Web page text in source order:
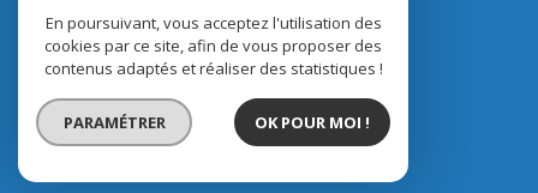
© 2022
Tous droits réservés
Traduction powered by Google
Nos honoraires
Plan du site
Mentions légales
Partenaires
En poursuivant, vous acceptez l'utilisation des
cookies par ce site, afin de vous proposer des
contenus adaptés et réaliser des statistiques !
PARAMÉTRER OK POUR MOI !